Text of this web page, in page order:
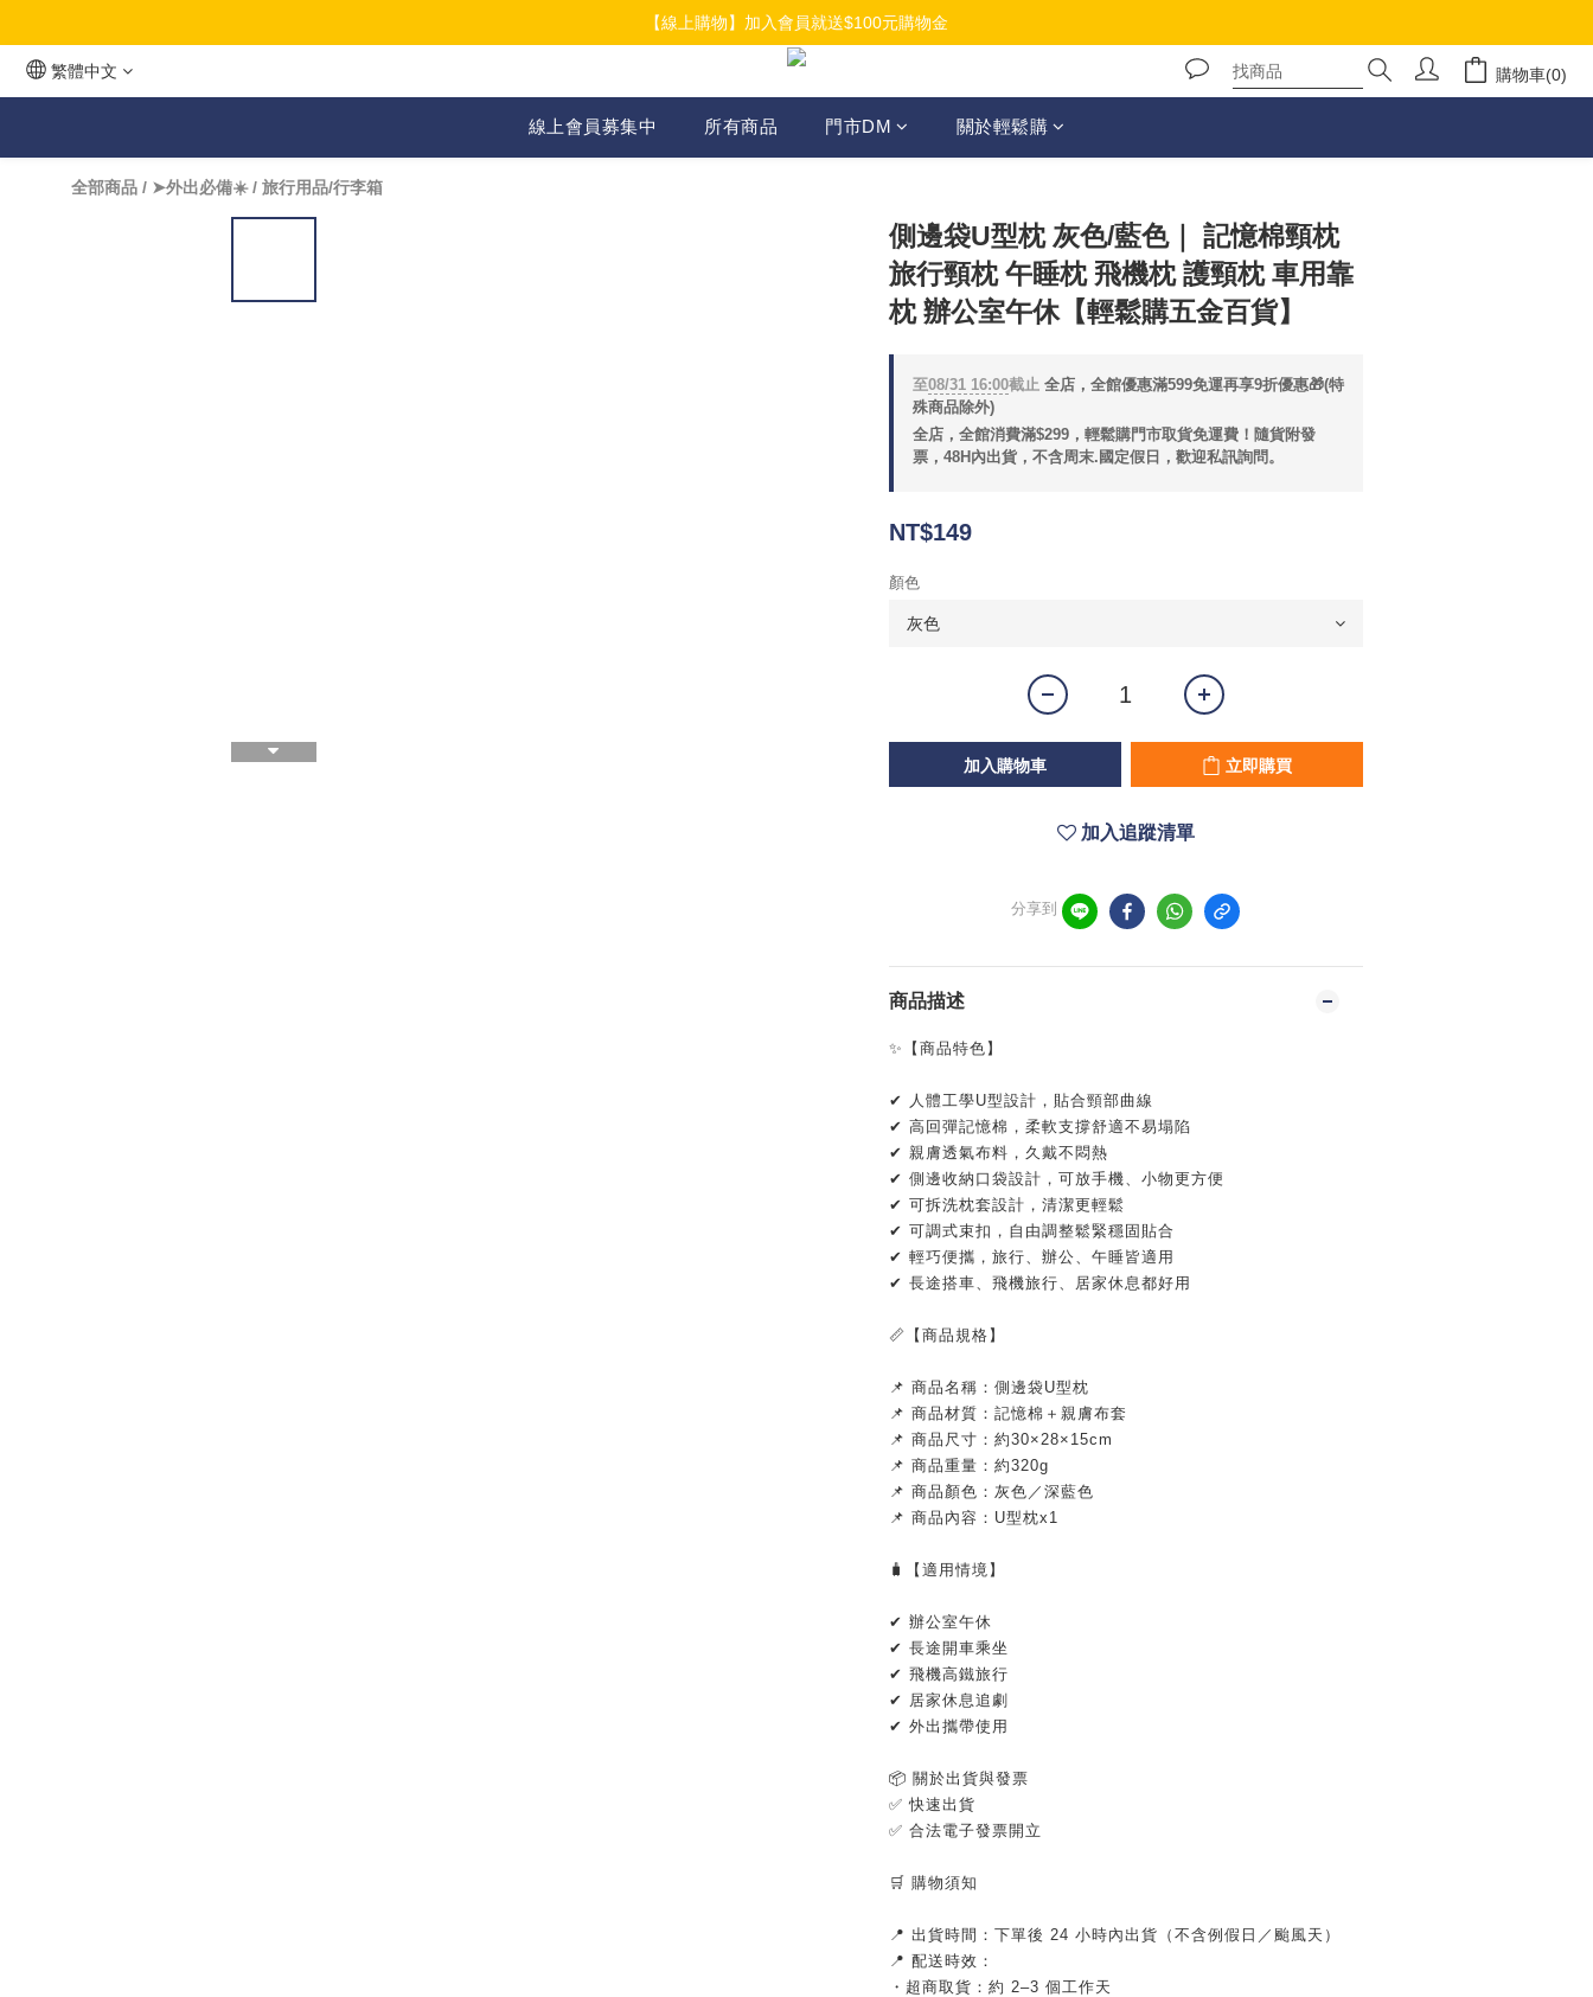
【線上購物】加入會員就送$100元購物金
【線上購物】加入會員就送$100元購物金
【線上購物】介紹好友加入會員再拿$50折扣金
繁體中文 購物車(0)
線上會員募集中 所有商品 門市DM 關於輕鬆購
全部商品 / ➤外出必備☀️/ 旅行用品/行李箱
側邊袋U型枕 灰色/藍色｜ 記憶棉頸枕
旅行頸枕 午睡枕 飛機枕 護頸枕 車用靠
枕 辦公室午休【輕鬆購五金百貨】
至08/31 16:00截止全店，全館優惠滿599免運再享9折優惠🎁(特
殊商品除外)
全店，全館消費滿$299，輕鬆購門市取貨免運費！隨貨附發
票，48H內出貨，不含周末.國定假日，歡迎私訊詢問。
NT$149
顏色
加入購物車 立即購買
加入追蹤清單
分享到
商品描述
✨【商品特色】
✔ 人體工學U型設計，貼合頸部曲線
✔ 高回彈記憶棉，柔軟支撐舒適不易塌陷
✔ 親膚透氣布料，久戴不悶熱
✔ 側邊收納口袋設計，可放手機、小物更方便
✔ 可拆洗枕套設計，清潔更輕鬆
✔ 可調式束扣，自由調整鬆緊穩固貼合
✔ 輕巧便攜，旅行、辦公、午睡皆適用
✔ 長途搭車、飛機旅行、居家休息都好用
📏【商品規格】
📌 商品名稱：側邊袋U型枕
📌 商品材質：記憶棉＋親膚布套
📌 商品尺寸：約30×28×15cm
📌 商品重量：約320g
📌 商品顏色：灰色／深藍色
📌 商品內容：U型枕x1
🧳【適用情境】
✔ 辦公室午休
✔ 長途開車乘坐
✔ 飛機高鐵旅行
✔ 居家休息追劇
✔ 外出攜帶使用
📦 關於出貨與發票
✅ 快速出貨
✅ 合法電子發票開立
🛒 購物須知
📍 出貨時間：下單後 24 小時內出貨（不含例假日／颱風天）
📍 配送時效：
・超商取貨：約 2–3 個工作天